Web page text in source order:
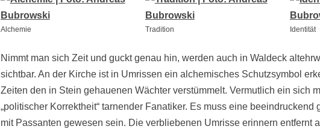
Alchemie Tradition Identität
Nimmt man sich Zeit und guckt genau hin, werden auch in Waldeck
sichtbar. An der Kirche ist in Umrissen ein alchemisches Schutzsymbol
Zeiten den in Stein gehauenen Wächter verstümmelt. Vermutlich ein sich
„politischer Korrektheit“ tarnender Fanatiker. Es muss eine beeindruckend
mit Passanten gewesen sein. Die verbliebenen Umrisse erinnern entfernt